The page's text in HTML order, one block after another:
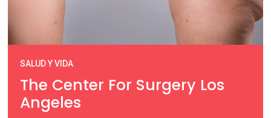
SALUD Y VIDA
The Center For Surgery Los
Angeles